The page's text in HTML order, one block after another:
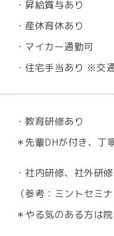
・昇給賞与あり
・産休育休あり
・マイカー通勤可
・住宅手当あり ※交
・教育研修あり
＊先輩DHが付き、丁
・社内研修、社外研
（参考：ミントセミ
＊やる気のある方は